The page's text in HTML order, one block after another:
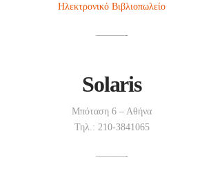
Ηλεκτρονικό Βιβλιοπωλείο
———-
Solaris
Μπόταση 6 – Αθήνα
Τηλ.: 210-3841065
———-